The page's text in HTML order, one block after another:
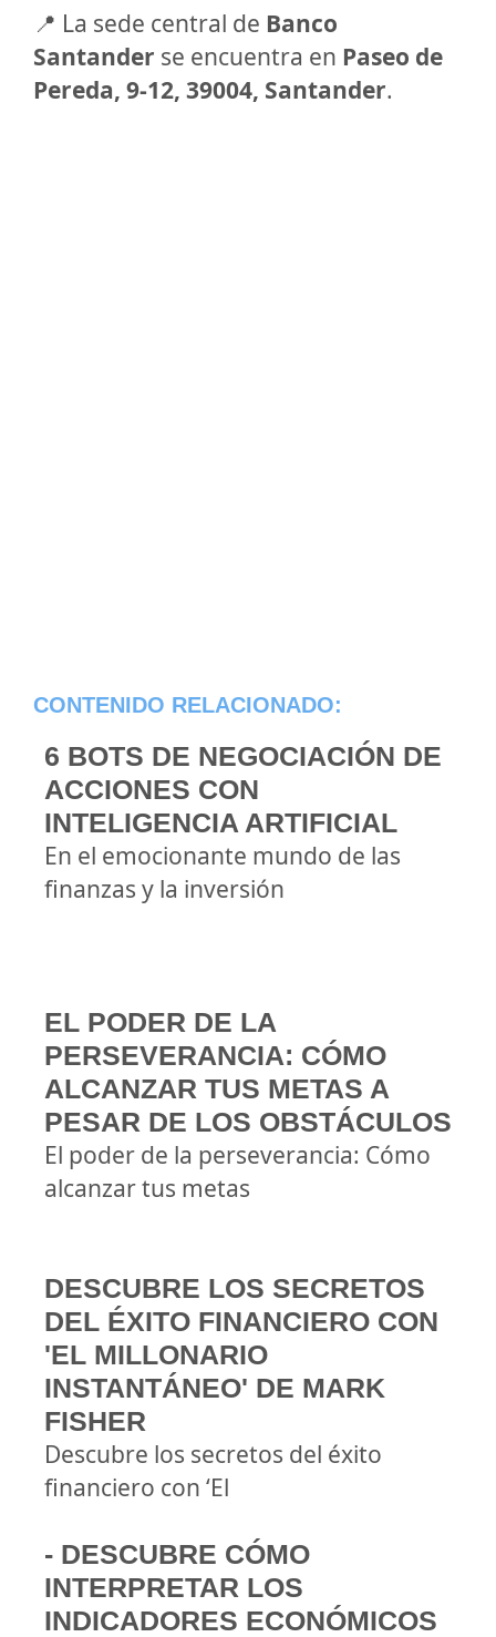
📍 La sede central de Banco
Santander se encuentra en Paseo de
Pereda, 9-12, 39004, Santander.
CONTENIDO RELACIONADO:
6 BOTS DE NEGOCIACIÓN DE
ACCIONES CON
INTELIGENCIA ARTIFICIAL
En el emocionante mundo de las
finanzas y la inversión
EL PODER DE LA
PERSEVERANCIA: CÓMO
ALCANZAR TUS METAS A
PESAR DE LOS OBSTÁCULOS
El poder de la perseverancia: Cómo
alcanzar tus metas
DESCUBRE LOS SECRETOS
DEL ÉXITO FINANCIERO CON
'EL MILLONARIO
INSTANTÁNEO' DE MARK
FISHER
Descubre los secretos del éxito
financiero con ‘El
- DESCUBRE CÓMO
INTERPRETAR LOS
INDICADORES ECONÓMICOS